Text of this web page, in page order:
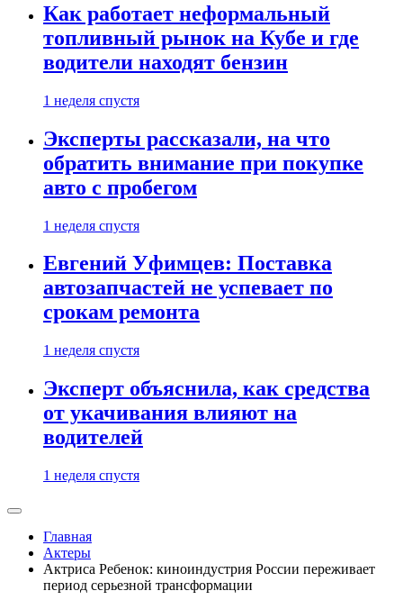
Как работает неформальный
топливный рынок на Кубе и где
водители находят бензин
1 неделя спустя
Эксперты рассказали, на что
обратить внимание при покупке
авто с пробегом
1 неделя спустя
Евгений Уфимцев: Поставка
автозапчастей не успевает по
срокам ремонта
1 неделя спустя
Эксперт объяснила, как средства
от укачивания влияют на
водителей
1 неделя спустя
Главная
Актеры
Актриса Ребенок: киноиндустрия России переживает
период серьезной трансформации